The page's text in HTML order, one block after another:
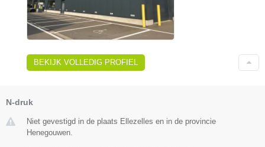
BEKIJK VOLLEDIG PROFIEL
N-druk
Niet gevestigd in de plaats Ellezelles en in de provincie
Henegouwen.